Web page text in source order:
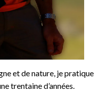
et de nature, je pratique
trentaine d’années.